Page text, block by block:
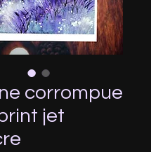
corrompue
jet